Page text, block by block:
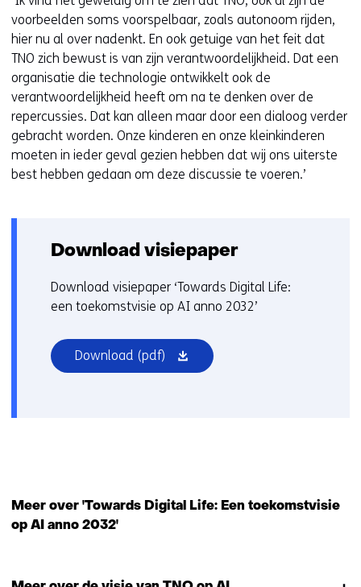
voorbeelden soms voorspelbaar, zoals autonoom rijden,
hier nu al over nadenkt. En ook getuige van het feit dat
TNO zich bewust is van zijn verantwoordelijkheid. Dat een
organisatie die technologie ontwikkelt ook de
verantwoordelijkheid heeft om na te denken over de
repercussies. Dat kan alleen maar door een dialoog verder
gebracht worden. Onze kinderen en onze kleinkinderen
moeten in ieder geval gezien hebben dat wij ons uiterste
best hebben gedaan om deze discussie te voeren.’
Download visiepaper
Download visiepaper ‘Towards Digital Life:
een toekomstvisie op AI anno 2032’
Download (pdf) (opent
in
Meer over 'Towards Digital Life: Een toekomstvisie
op AI anno 2032'